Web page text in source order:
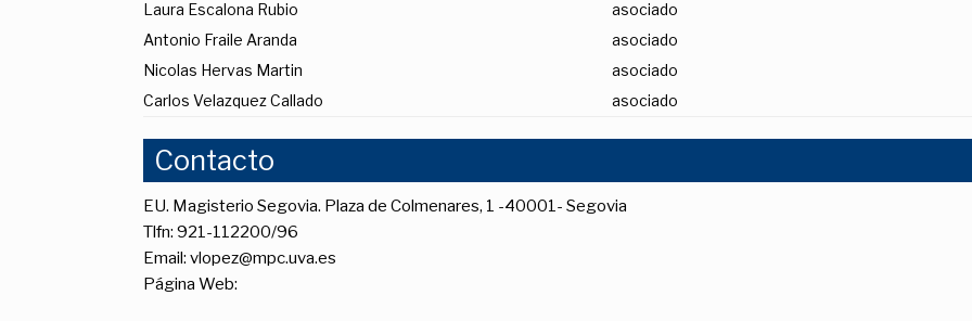
Laura Escalona Rubio
asociado
Antonio Fraile Aranda
asociado
Nicolas Hervas Martin
asociado
Carlos Velazquez Callado
asociado
Contacto
EU. Magisterio Segovia. Plaza de Colmenares, 1 -40001- Segovia
Tlfn: 921-112200/96
Email: vlopez@mpc.uva.es
Página Web: